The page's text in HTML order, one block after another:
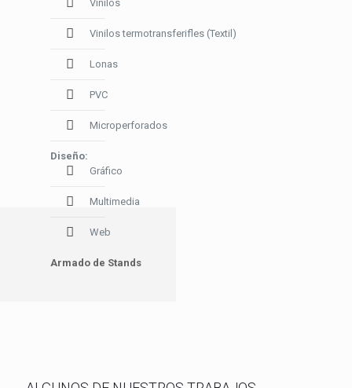
Vinilos
Vinilos termotransferifles (Textil)
Lonas
PVC
Microperforados
Diseño:
Gráfico
Multimedia
Web
Armado de Stands